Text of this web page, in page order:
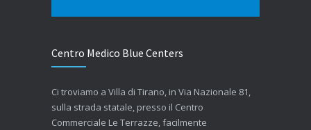
Centro Medico Blue Centers
Ci troviamo a Villa di Tirano, in Via Nazionale 81,
sulla strada statale, presso il Centro
Commerciale Le Terrazze, facilmente